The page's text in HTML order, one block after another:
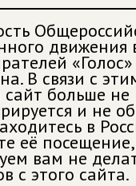
движения
«Голос»
В связи с
сайт больше не
и не
в
её
вам не
с этого сайта.